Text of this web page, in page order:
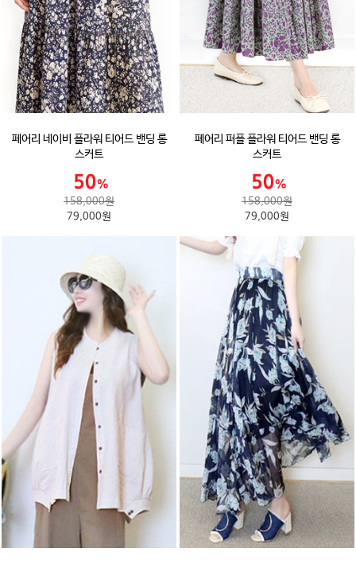
페어리 네이비 플라워 티어드 밴딩 롱
스커트
158,000원
79,000원
페어리 퍼플 플라워 티어드 밴딩 롱
스커트
158,000원
79,000원